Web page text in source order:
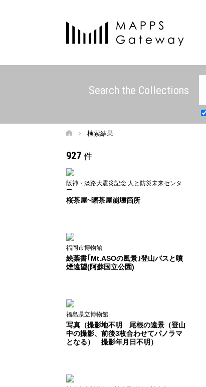
Search the Collections
検索結果
927 件
阪神・淡路大震災記念 人と防災未来センタ
ー
桜茶屋~曙茶屋崩壊箇所
福岡市博物館
絵葉書｢Mt.ASOの風景｣登山バスと噴
煙遠望(阿蘇国立公園)
福島県立博物館
写真（撮影地不明 尾根の遠景（登山
中の撮影、前後3枚合わせてパノラマ
となる） 撮影年月日不明）